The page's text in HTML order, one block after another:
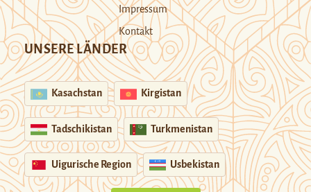
Impressum
Kontakt
UNSERE LÄNDER
Kasachstan Kirgistan
Tadschikistan Turkmenistan
Uigurische Region Usbekistan